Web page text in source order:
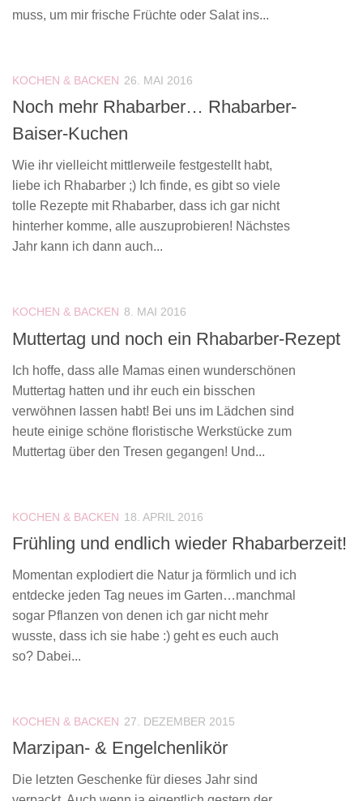
muss, um mir frische Früchte oder Salat ins...
KOCHEN & BACKEN 26. MAI 2016
Noch mehr Rhabarber… Rhabarber-
Baiser-Kuchen
Wie ihr vielleicht mittlerweile festgestellt habt,
liebe ich Rhabarber ;) Ich finde, es gibt so viele
tolle Rezepte mit Rhabarber, dass ich gar nicht
hinterher komme, alle auszuprobieren! Nächstes
Jahr kann ich dann auch...
KOCHEN & BACKEN 8. MAI 2016
Muttertag und noch ein Rhabarber-Rezept
Ich hoffe, dass alle Mamas einen wunderschönen
Muttertag hatten und ihr euch ein bisschen
verwöhnen lassen habt! Bei uns im Lädchen sind
heute einige schöne floristische Werkstücke zum
Muttertag über den Tresen gegangen! Und...
KOCHEN & BACKEN 18. APRIL 2016
Frühling und endlich wieder Rhabarberzeit!
Momentan explodiert die Natur ja förmlich und ich
entdecke jeden Tag neues im Garten…manchmal
sogar Pflanzen von denen ich gar nicht mehr
wusste, dass ich sie habe :) geht es euch auch
so? Dabei...
KOCHEN & BACKEN 27. DEZEMBER 2015
Marzipan- & Engelchenlikör
Die letzten Geschenke für dieses Jahr sind